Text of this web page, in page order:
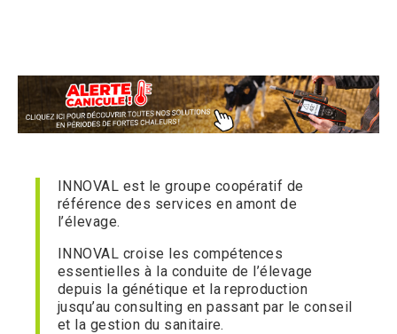
INNOVAL est le groupe coopératif de
référence des services en amont de
l’élevage.
INNOVAL croise les compétences
essentielles à la conduite de l’élevage
depuis la génétique et la reproduction
jusqu’au consulting en passant par le conseil
et la gestion du sanitaire.